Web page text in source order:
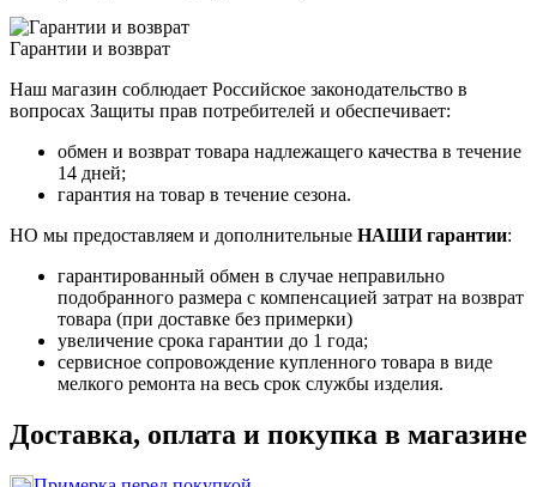
Гарантии и возврат
Наш магазин соблюдает Российское законодательство в
вопросах Защиты прав потребителей и обеспечивает:
обмен и возврат товара надлежащего качества в течение
14 дней;
гарантия на товар в течение сезона.
НО мы предоставляем и дополнительные НАШИ гарантии:
гарантированный обмен в случае неправильно
подобранного размера с компенсацией затрат на возврат
товара (при доставке без примерки)
увеличение срока гарантии до 1 года;
сервисное сопровождение купленного товара в виде
мелкого ремонта на весь срок службы изделия.
Доставка, оплата и покупка в магазине